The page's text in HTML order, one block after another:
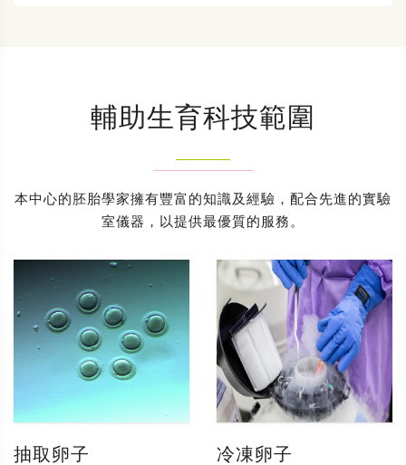
輔助生育科技範圍
本中心的胚胎學家擁有豐富的知識及經驗，配合先進的實驗
室儀器，以提供最優質的服務。
抽取卵子 冷凍卵子